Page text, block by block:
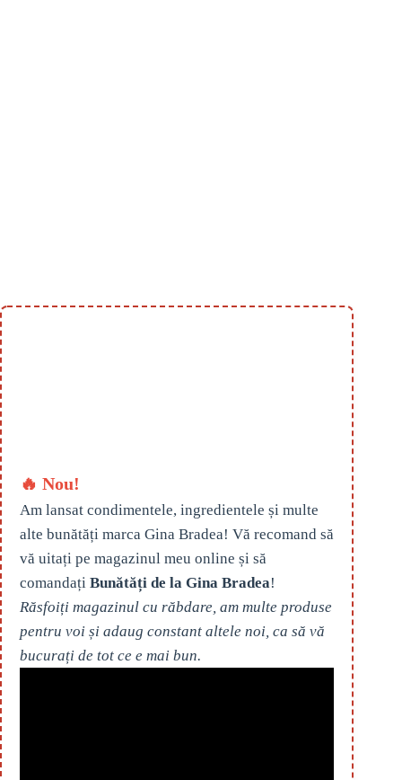
🔥 Nou!
Am lansat condimentele, ingredientele și multe
alte bunătăți marca Gina Bradea! Vă recomand să
vă uitați pe magazinul meu online și să
comandați Bunătăți de la Gina Bradea!
Răsfoiți magazinul cu răbdare, am multe produse
pentru voi și adaug constant altele noi, ca să vă
bucurați de tot ce e mai bun.